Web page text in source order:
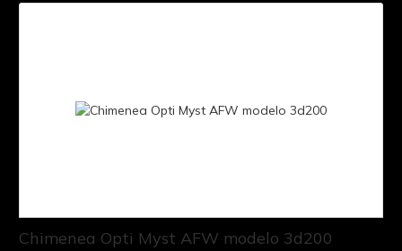
Chimenea Opti Myst AFW modelo 3d200